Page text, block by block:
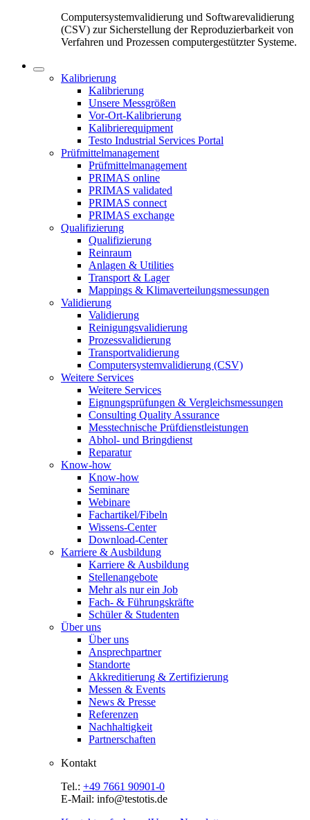
Computersystemvalidierung und Softwarevalidierung
(CSV) zur Sicherstellung der Reproduzierbarkeit von
Verfahren und Prozessen computergestützter Systeme.
Kalibrierung
Kalibrierung
Unsere Messgrößen
Vor-Ort-Kalibrierung
Kalibrierequipment
Testo Industrial Services Portal
Prüfmittelmanagement
Prüfmittelmanagement
PRIMAS online
PRIMAS validated
PRIMAS connect
PRIMAS exchange
Qualifizierung
Qualifizierung
Reinraum
Anlagen & Utilities
Transport & Lager
Mappings & Klimaverteilungsmessungen
Validierung
Validierung
Reinigungsvalidierung
Prozessvalidierung
Transportvalidierung
Computersystemvalidierung (CSV)
Weitere Services
Weitere Services
Eignungsprüfungen & Vergleichsmessungen
Consulting Quality Assurance
Messtechnische Prüfdienstleistungen
Abhol- und Bringdienst
Reparatur
Know-how
Know-how
Seminare
Webinare
Fachartikel/Fibeln
Wissens-Center
Download-Center
Karriere & Ausbildung
Karriere & Ausbildung
Stellenangebote
Mehr als nur ein Job
Fach- & Führungskräfte
Schüler & Studenten
Über uns
Über uns
Ansprechpartner
Standorte
Akkreditierung & Zertifizierung
Messen & Events
News & Presse
Referenzen
Nachhaltigkeit
Partnerschaften
Kontakt
Tel.: +49 7661 90901-0
E-Mail: info@testotis.de